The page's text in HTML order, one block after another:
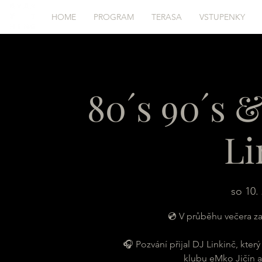
HOME PROGRAM TERASA VSTUPENKY
80´s 90´s
so 10.
💿 V průběhu večera
🎧 Pozvání přijal DJ Linkinč,
klubu eMko Jičín